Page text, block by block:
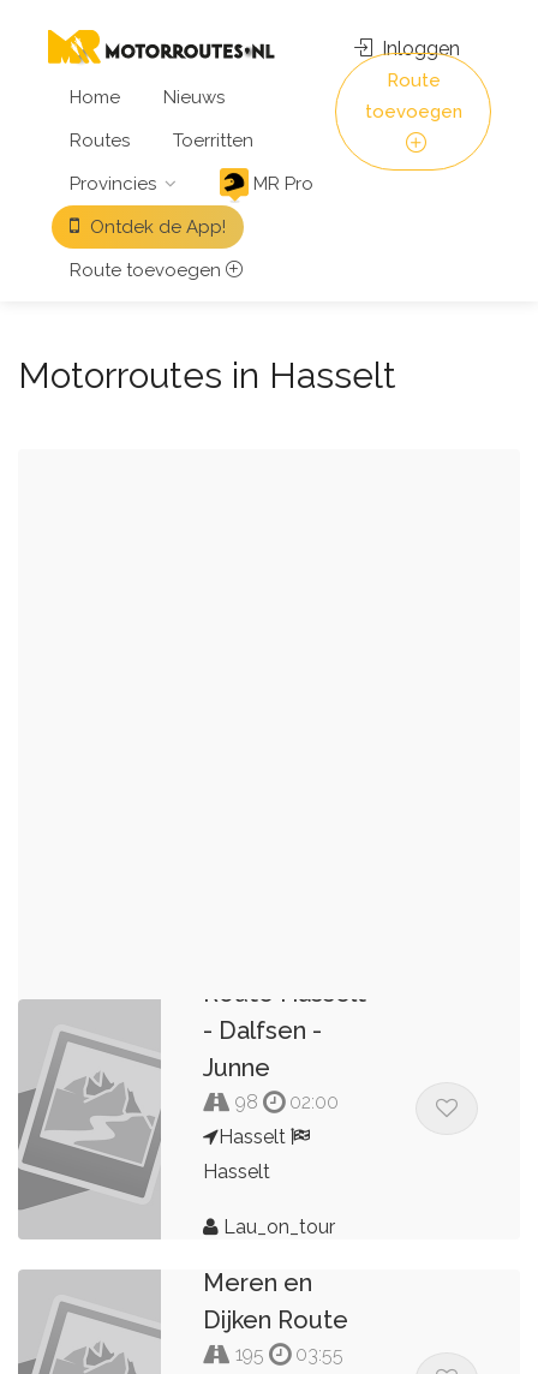
Home
Nieuws
Routes
Toerritten
Provincies
MR Pro
Ontdek de App!
Route toevoegen
Inloggen
Route
toevoegen
Motorroutes in Hasselt
Route Hasselt
- Dalfsen -
Junne
98
02:00
Hasselt
Hasselt
Lau_on_tour
Meren en
Dijken Route
195
03:55